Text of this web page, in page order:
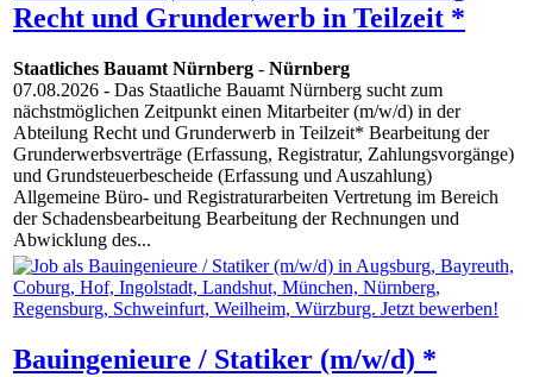
Recht und Grunderwerb in Teilzeit *
Staatliches Bauamt Nürnberg - Nürnberg
07.08.2026 - Das Staatliche Bauamt Nürnberg sucht zum
nächstmöglichen Zeitpunkt einen Mitarbeiter (m/w/d) in der
Abteilung Recht und Grunderwerb in Teilzeit* Bearbeitung der
Grunderwerbs­verträge (Erfassung, Registratur, Zahlungs­vorgänge)
und Grundsteuer­bescheide (Erfassung und Aus­zahlung)
Allgemeine Büro- und Registratur­arbeiten Vertretung im Bereich
der Schadens­bearbeitung Bearbeitung der Rech­nungen und
Abwick­lung des...
Bauingenieure / Statiker (m/w/d) *